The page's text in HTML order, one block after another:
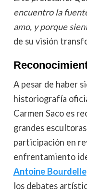
encuentro la
amo, y porque
de su visión
A pesar de haber
historiografía
Carmen Saco es
grandes
participación en
enfrentamiento
Antoine Bourdelle
los debates